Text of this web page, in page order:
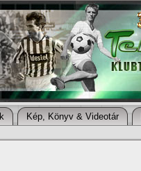
Kép, Könyv & Videotár